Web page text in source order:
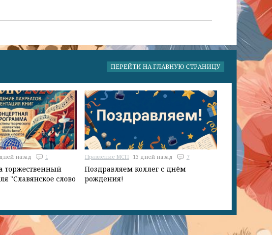
ПЕРЕЙТИ НА ГЛАВНУЮ СТРАНИЦУ
назад 1
торжественный
"Славянское слово
Правление МСП 13 дней назад 7
Поздравляем коллег с днём
рождения!